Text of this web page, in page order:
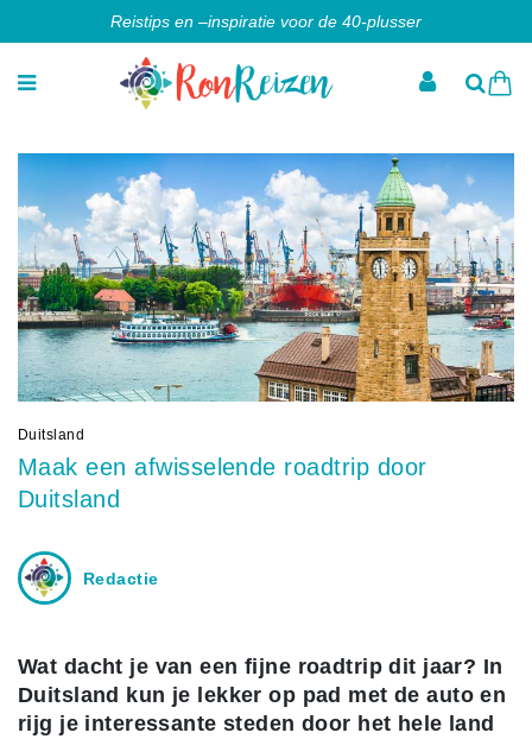
Reistips en –inspiratie voor de 40-plusser
Duitsland
Maak een afwisselende roadtrip door
Duitsland
Redactie
Wat dacht je van een fijne roadtrip dit jaar? In
Duitsland kun je lekker op pad met de auto en
rijg je interessante steden door het hele land